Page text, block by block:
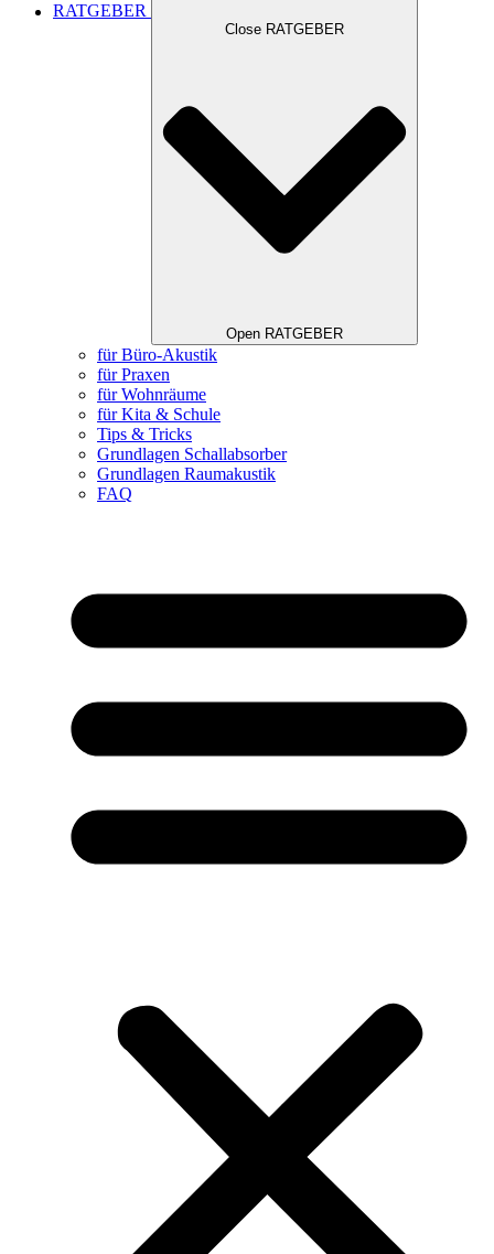
RATGEBER
Close RATGEBER
Open RATGEBER
für Büro-Akustik
für Praxen
für Wohnräume
für Kita & Schule
Tips & Tricks
Grundlagen Schallabsorber
Grundlagen Raumakustik
FAQ